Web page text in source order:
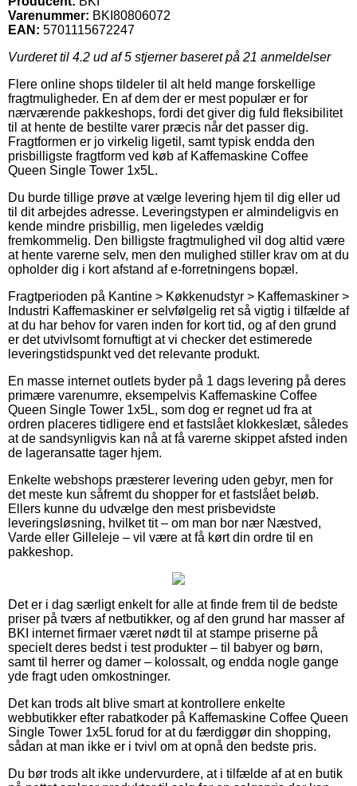
Varenummer: BKI80806072
EAN: 5701115672247
Vurderet til 4.2 ud af 5 stjerner baseret på 21 anmeldelser
Flere online shops tildeler til alt held mange forskellige
fragtmuligheder. En af dem der er mest populær er for
nærværende pakkeshops, fordi det giver dig fuld fleksibilitet
til at hente de bestilte varer præcis når det passer dig.
Fragtformen er jo virkelig ligetil, samt typisk endda den
prisbilligste fragtform ved køb af Kaffemaskine Coffee
Queen Single Tower 1x5L.
Du burde tillige prøve at vælge levering hjem til dig eller ud
til dit arbejdes adresse. Leveringstypen er almindeligvis en
kende mindre prisbillig, men ligeledes vældig
fremkommelig. Den billigste fragtmulighed vil dog altid være
at hente varerne selv, men den mulighed stiller krav om at du
opholder dig i kort afstand af e-forretningens bopæl.
Fragtperioden på Kantine > Køkkenudstyr > Kaffemaskiner >
Industri Kaffemaskiner er selvfølgelig ret så vigtig i tilfælde af
at du har behov for varen inden for kort tid, og af den grund
er det utvivlsomt fornuftigt at vi checker det estimerede
leveringstidspunkt ved det relevante produkt.
En masse internet outlets byder på 1 dags levering på deres
primære varenumre, eksempelvis Kaffemaskine Coffee
Queen Single Tower 1x5L, som dog er regnet ud fra at
ordren placeres tidligere end et fastslået klokkeslæt, således
at de sandsynligvis kan nå at få varerne skippet afsted inden
de lageransatte tager hjem.
Enkelte webshops præsterer levering uden gebyr, men for
det meste kun såfremt du shopper for et fastslået beløb.
Ellers kunne du udvælge den mest prisbevidste
leveringsløsning, hvilket tit – om man bor nær Næstved,
Varde eller Gilleleje – vil være at få kørt din ordre til en
pakkeshop.
Det er i dag særligt enkelt for alle at finde frem til de bedste
priser på tværs af netbutikker, og af den grund har masser af
BKI internet firmaer været nødt til at stampe priserne på
specielt deres bedst i test produkter – til babyer og børn,
samt til herrer og damer – kolossalt, og endda nogle gange
yde fragt uden omkostninger.
Det kan trods alt blive smart at kontrollere enkelte
webbutikker efter rabatkoder på Kaffemaskine Coffee Queen
Single Tower 1x5L forud for at du færdiggør din shopping,
sådan at man ikke er i tvivl om at opnå den bedste pris.
Du bør trods alt ikke undervurdere, at i tilfælde af at en butik